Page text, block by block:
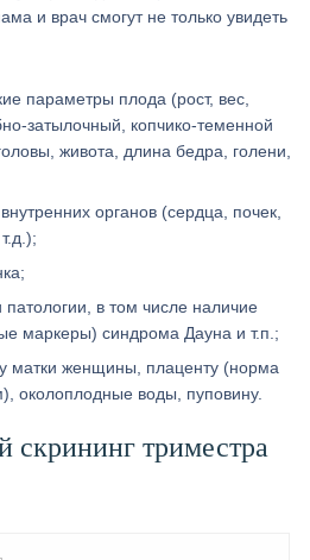
и врач смогут не только увидеть
параметры плода (рост, вес,
затылочный, копчико-теменной
живота, длина бедра, голени,
органов (сердца, почек,
в том числе наличие
маркеры) синдрома Дауна и т.п.;
матки женщины, плаценту (норма
околоплодные воды, пуповину.
скрининг триместра